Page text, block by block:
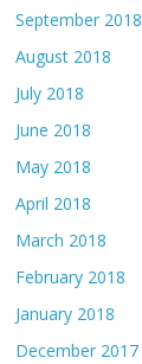
September 2018
August 2018
July 2018
June 2018
May 2018
April 2018
March 2018
February 2018
January 2018
December 2017